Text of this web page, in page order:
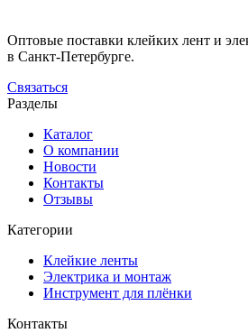
Оптовые поставки клейких лент и
в Санкт-Петербурге.
Связаться
Разделы
Каталог
О компании
Новости
Контакты
Отзывы
Категории
Клейкие ленты
Электрика и монтаж
Инструмент для плёнки
Контакты